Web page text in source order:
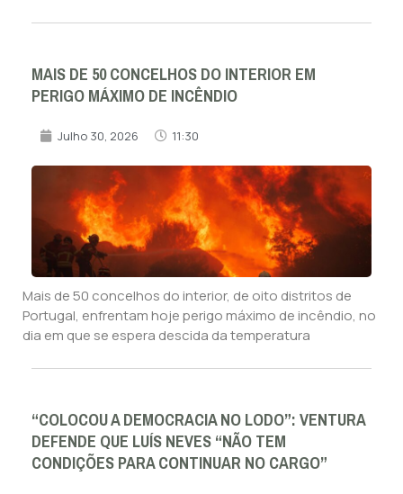
MAIS DE 50 CONCELHOS DO INTERIOR EM
PERIGO MÁXIMO DE INCÊNDIO
Julho 30, 2026 11:30
Mais de 50 concelhos do interior, de oito distritos de
Portugal, enfrentam hoje perigo máximo de incêndio, no
dia em que se espera descida da temperatura
“COLOCOU A DEMOCRACIA NO LODO”: VENTURA
DEFENDE QUE LUÍS NEVES “NÃO TEM
CONDIÇÕES PARA CONTINUAR NO CARGO”